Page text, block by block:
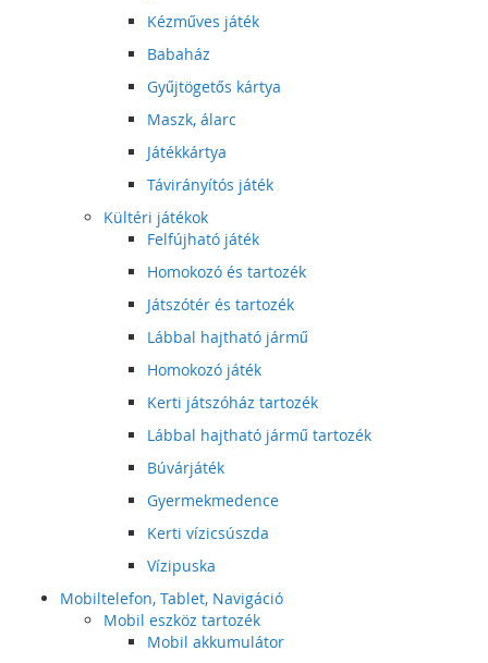
Kézműves játék
Babaház
Gyűjtögetős kártya
Maszk, álarc
Játékkártya
Távirányítós játék
Kültéri játékok
Felfújható játék
Homokozó és tartozék
Játszótér és tartozék
Lábbal hajtható jármű
Homokozó játék
Kerti játszóház tartozék
Lábbal hajtható jármű tartozék
Búvárjáték
Gyermekmedence
Kerti vízicsúszda
Vízipuska
Mobiltelefon, Tablet, Navigáció
Mobil eszköz tartozék
Mobil akkumulátor